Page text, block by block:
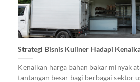
Strategi Bisnis Kuliner Hadapi
Kenaikan harga bahan bakar minyak
tantangan besar bagi berbagai sektor